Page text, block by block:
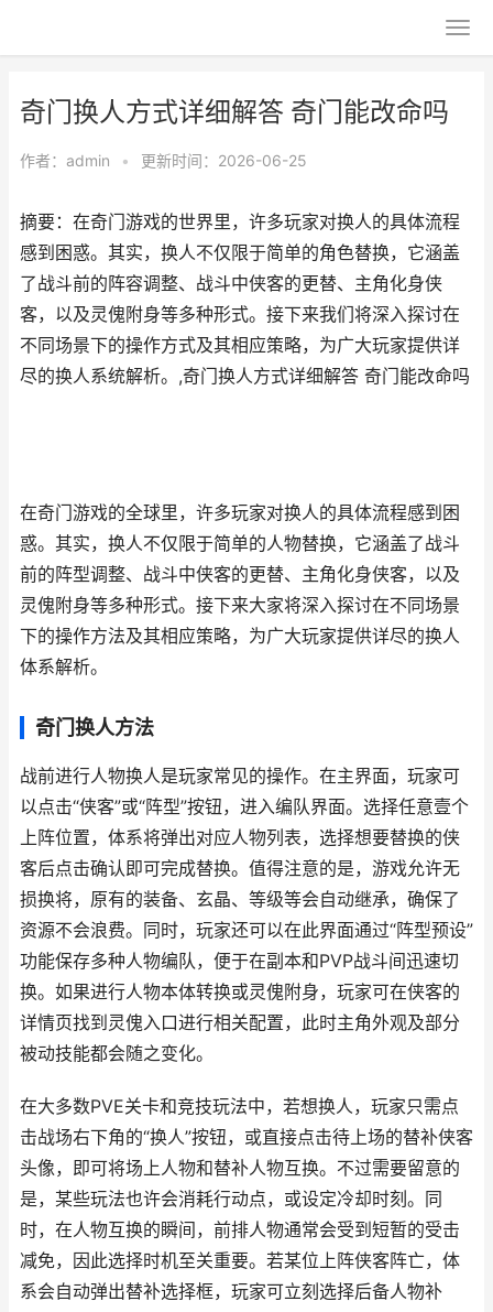
奇门换人方式详细解答 奇门能改命吗
作者： admin • 更新时间：2026-06-25
摘要：在奇门游戏的世界里，许多玩家对换人的具体流程
感到困惑。其实，换人不仅限于简单的角色替换，它涵盖
了战斗前的阵容调整、战斗中侠客的更替、主角化身侠
客，以及灵傀附身等多种形式。接下来我们将深入探讨在
不同场景下的操作方式及其相应策略，为广大玩家提供详
尽的换人系统解析。,奇门换人方式详细解答 奇门能改命吗
在奇门游戏的全球里，许多玩家对换人的具体流程感到困
惑。其实，换人不仅限于简单的人物替换，它涵盖了战斗
前的阵型调整、战斗中侠客的更替、主角化身侠客，以及
灵傀附身等多种形式。接下来大家将深入探讨在不同场景
下的操作方法及其相应策略，为广大玩家提供详尽的换人
体系解析。
奇门换人方法
战前进行人物换人是玩家常见的操作。在主界面，玩家可
以点击“侠客”或“阵型”按钮，进入编队界面。选择任意壹个
上阵位置，体系将弹出对应人物列表，选择想要替换的侠
客后点击确认即可完成替换。值得注意的是，游戏允许无
损换将，原有的装备、玄晶、等级等会自动继承，确保了
资源不会浪费。同时，玩家还可以在此界面通过“阵型预设”
功能保存多种人物编队，便于在副本和PVP战斗间迅速切
换。如果进行人物本体转换或灵傀附身，玩家可在侠客的
详情页找到灵傀入口进行相关配置，此时主角外观及部分
被动技能都会随之变化。
在大多数PVE关卡和竞技玩法中，若想换人，玩家只需点
击战场右下角的“换人”按钮，或直接点击待上场的替补侠客
头像，即可将场上人物和替补人物互换。不过需要留意的
是，某些玩法也许会消耗行动点，或设定冷却时刻。同
时，在人物互换的瞬间，前排人物通常会受到短暂的受击
减免，因此选择时机至关重要。若某位上阵侠客阵亡，体
系会自动弹出替补选择框，玩家可立刻选择后备人物补